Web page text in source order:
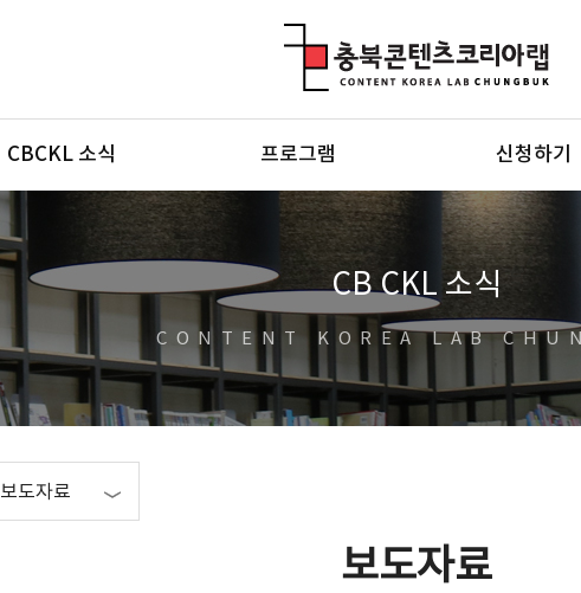
CBCKL 소식 프로그램 신청하기
CB CKL 소식
CONTENT KOREA LAB
보도자료
보도자료